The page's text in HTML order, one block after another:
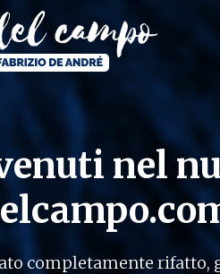
nel
completamente rifatto,